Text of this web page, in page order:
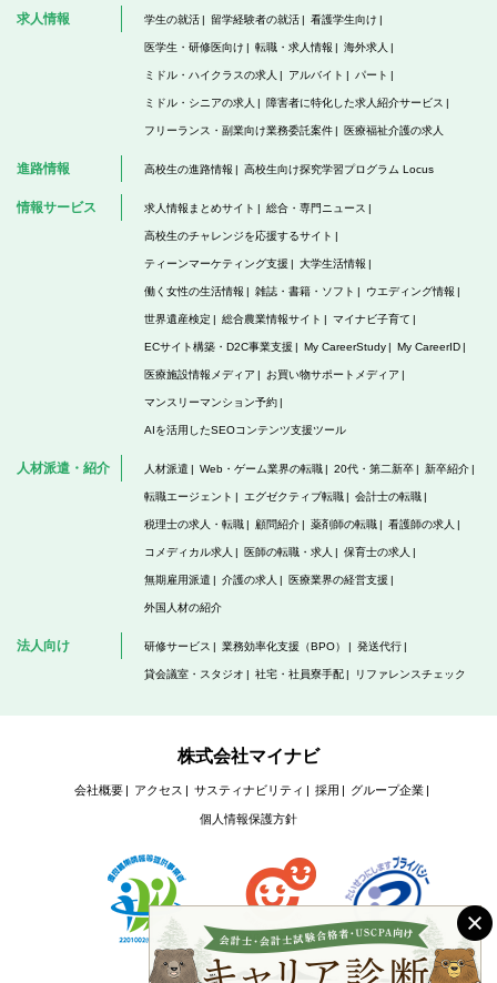
求人情報 学生の就活 留学経験者の就活 看護学生向け
医学生・研修医向け 転職・求人情報 海外求人
ミドル・ハイクラスの求人 アルバイト パート
ミドル・シニアの求人 障害者に特化した求人紹介サービス
フリーランス・副業向け業務委託案件 医療福祉介護の求人
進路情報 高校生の進路情報 高校生向け探究学習プログラム Locus
情報サービス 求人情報まとめサイト 総合・専門ニュース
高校生のチャレンジを応援するサイト
ティーンマーケティング支援 大学生活情報
働く女性の生活情報 雑誌・書籍・ソフト ウエディング情報
世界遺産検定 総合農業情報サイト マイナビ子育て
ECサイト構築・D2C事業支援 My CareerStudy My CareerID
医療施設情報メディア お買い物サポートメディア
マンスリーマンション予約
AIを活用したSEOコンテンツ支援ツール
人材派遣・紹介 人材派遣 Web・ゲーム業界の転職 20代・第二新卒 新卒紹介
転職エージェント エグゼクティブ転職 会計士の転職
税理士の求人・転職 顧問紹介 薬剤師の転職 看護師の求人
コメディカル求人 医師の転職・求人 保育士の求人
無期雇用派遣 介護の求人 医療業界の経営支援
外国人材の紹介
法人向け 研修サービス 業務効率化支援（BPO） 発送代行
貸会議室・スタジオ 社宅・社員寮手配 リファレンスチェック
株式会社マイナビ
会社概要 アクセス サスティナビリティ 採用 グループ企業
個人情報保護方針